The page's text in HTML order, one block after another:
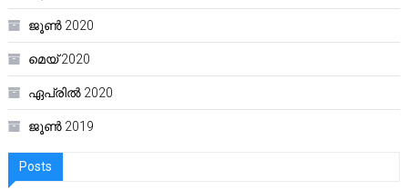
ജൂൺ 2020
മെയ്‌ 2020
ഏപ്രിൽ 2020
ജൂൺ 2019
Posts